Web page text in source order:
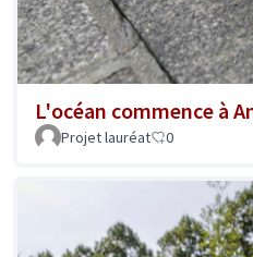
L'océan commence à
Projet lauréat 0